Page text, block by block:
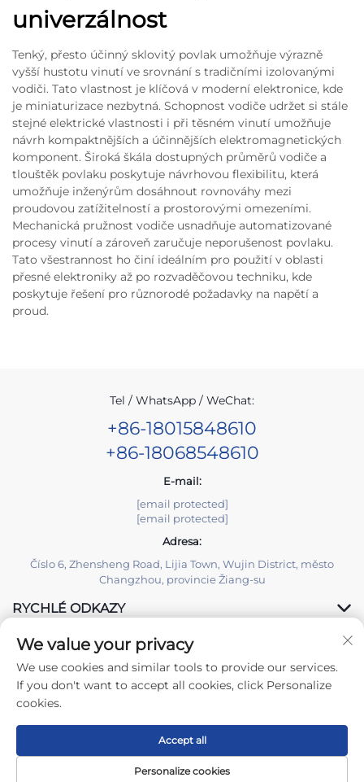
univerzálnost
Tenký, přesto účinný sklovitý povlak umožňuje výrazně
vyšší hustotu vinutí ve srovnání s tradičními izolovanými
vodiči. Tato vlastnost je klíčová v moderní elektronice, kde
je miniaturizace nezbytná. Schopnost vodiče udržet si stále
stejné elektrické vlastnosti i při těsném vinutí umožňuje
návrh kompaktnějších a účinnějších elektromagnetických
komponent. Široká škála dostupných průměrů vodiče a
tlouštěk povlaku poskytuje návrhovou flexibilitu, která
umožňuje inženýrům dosáhnout rovnováhy mezi
proudovou zatížitelností a prostorovými omezeními.
Mechanická pružnost vodiče usnadňuje automatizované
procesy vinutí a zároveň zaručuje neporušenost povlaku.
Tato všestrannost ho činí ideálním pro použití v oblasti
přesné elektroniky až po rozvaděčovou techniku, kde
poskytuje řešení pro různorodé požadavky na napětí a
proud.
Tel / WhatsApp / WeChat:
+86-18015848610
+86-18068548610
E-mail:
[email protected]
[email protected]
Adresa:
Číslo 6, Zhensheng Road, Lijia Town, Wujin District, město
Changzhou, provincie Žiang-su
RYCHLÉ ODKAZY
PRODUKTY
Všechna práva vyhrazena © 2025 Changzhou Yuzisenhan
Electronic Co.,Ltd. -Zásady ochrany osobních údajů
We value your privacy
We use cookies and similar tools to provide our services.
If you don't want to accept all cookies, click Personalize
cookies.
Personalize cookies
Accept all